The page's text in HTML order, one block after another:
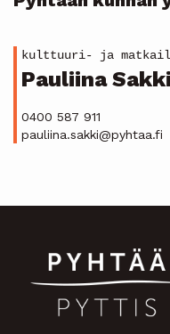
kulttuuri- ja
Pauliina Sakki
0400 587 911
pauliina.sakki@pyhtaa.fi